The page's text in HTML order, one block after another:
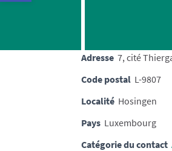
Adresse 7, cité
Code postal L-9807
Localité Hosingen
Pays Luxembourg
Catégorie du contact